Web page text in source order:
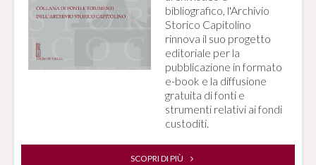
bibliografico, l'Archivio
Storico Capitolino
rinnova il suo progetto
editoriale per la
pubblicazione in formato
e-book e la diffusione
gratuita di fonti e
strumenti relativi ai fondi
custoditi.
SCOPRI DI PIÙ